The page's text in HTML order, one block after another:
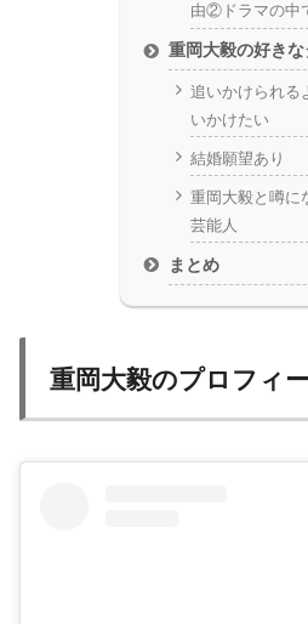
由②ドラマの中
重岡大毅の好き
追いかけられる
いかけたい
結婚願望あり
重岡大毅と噂に
芸能人
まとめ
重岡大毅のプロフィ